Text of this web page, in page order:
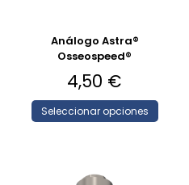
Análogo Astra®
Osseospeed®
4,50 €
Seleccionar opciones